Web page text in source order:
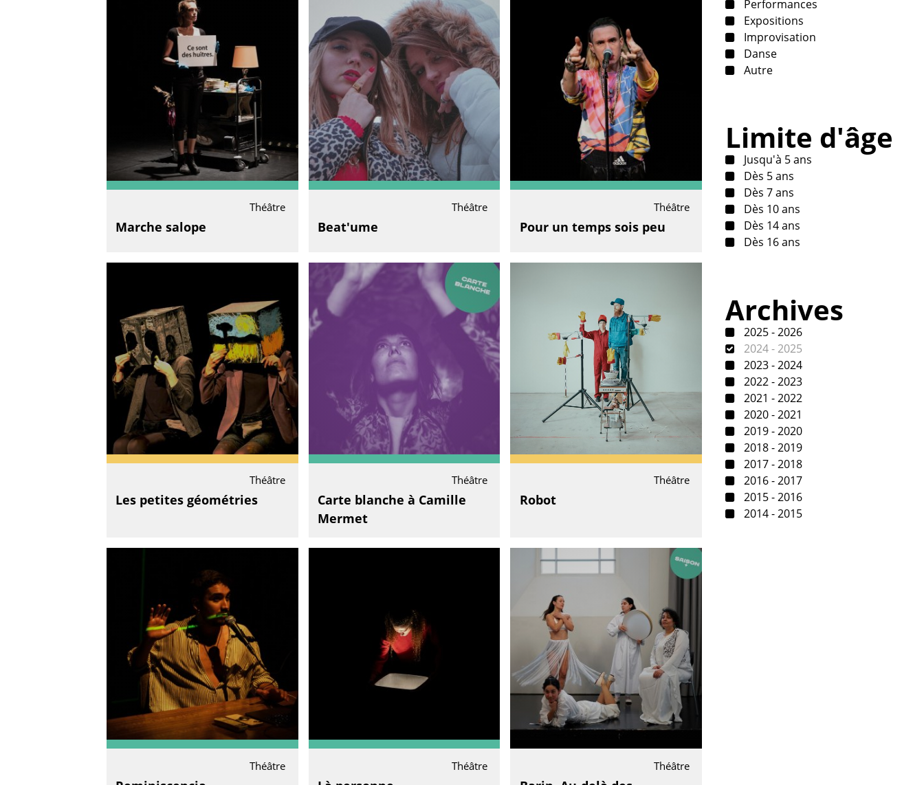
Théâtre
Marche salope
Théâtre
Beat'ume
Théâtre
Pour un temps sois peu
Théâtre
Les petites géométries
Théâtre
Carte blanche à Camille
Mermet
Théâtre
Robot
Théâtre Théâtre Théâtre
Performances
Expositions
Improvisation
Danse
Autre
Limite d'âge
Jusqu'à 5 ans
Dès 5 ans
Dès 7 ans
Dès 10 ans
Dès 14 ans
Dès 16 ans
Archives
2025 - 2026
2024 - 2025
2023 - 2024
2022 - 2023
2021 - 2022
2020 - 2021
2019 - 2020
2018 - 2019
2017 - 2018
2016 - 2017
2015 - 2016
2014 - 2015